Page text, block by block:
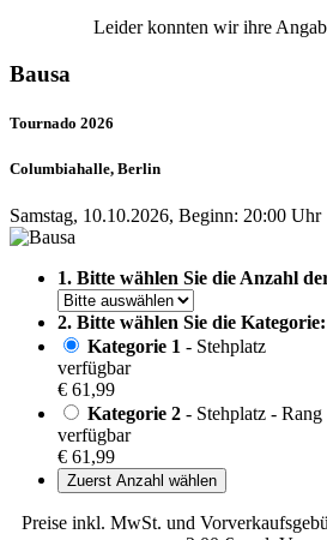
Leider konnten wir ihre
Bausa
Tournado 2026
Columbiahalle, Berlin
Samstag, 10.10.2026, Beginn: 20:00 Uhr
1. Bitte wählen Sie die Anzahl
2. Bitte wählen Sie die Kategorie:
Kategorie 1 - Stehplatz
verfügbar
€ 61,99
Kategorie 2 - Stehplatz - Rang
verfügbar
€ 61,99
Zuerst Anzahl wählen
Preise inkl. MwSt. und